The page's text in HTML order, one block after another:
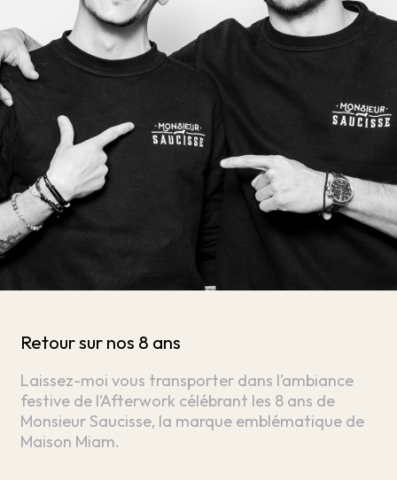
Retour sur nos 8 ans
Laissez-moi vous transporter dans l’ambiance
festive de l’Afterwork célébrant les 8 ans de
Monsieur Saucisse, la marque emblématique de
Maison Miam.